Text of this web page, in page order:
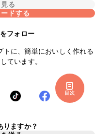
目次
る
ドする
フォロー
トに、簡単においしく作れる
ています。
りますか？